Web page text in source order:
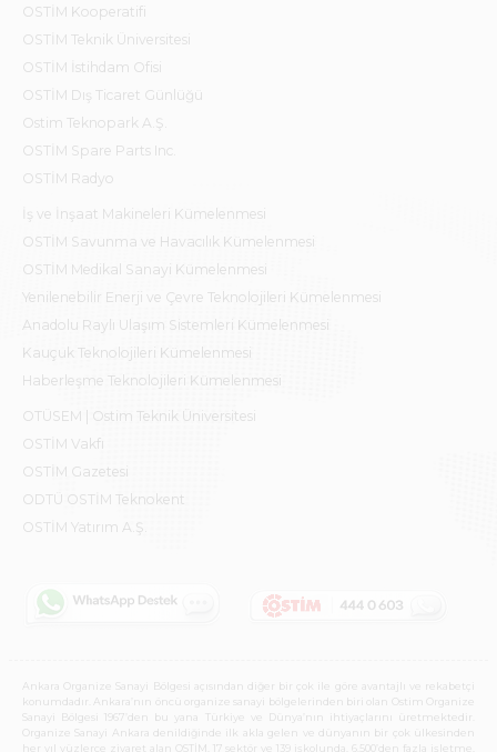
OSTİM Kooperatifi
OSTİM Teknik Üniversitesi
OSTİM İstihdam Ofisi
OSTİM Dış Ticaret Günlüğü
Ostim Teknopark A.Ş.
OSTİM Spare Parts Inc.
OSTİM Radyo
İş ve İnşaat Makineleri Kümelenmesi
OSTİM Savunma ve Havacılık Kümelenmesi
OSTİM Medikal Sanayi Kümelenmesi
Yenilenebilir Enerji ve Çevre Teknolojileri Kümelenmesi
Anadolu Raylı Ulaşım Sistemleri Kümelenmesi
Kauçuk Teknolojileri Kümelenmesi
Haberleşme Teknolojileri Kümelenmesi
OTÜSEM | Ostim Teknik Üniversitesi
OSTİM Vakfı
OSTİM Gazetesi
ODTÜ OSTİM Teknokent
OSTİM Yatırım A.Ş.
Ankara Organize Sanayi Bölgesi açısından diğer bir çok ile göre avantajlı ve rekabetçi
konumdadır. Ankara’nın öncü organize sanayi bölgelerinden biri olan Ostim Organize
Sanayi Bölgesi 1967’den bu yana Türkiye ve Dünya’nın ihtiyaçlarını üretmektedir.
Organize Sanayi Ankara denildiğinde ilk akla gelen ve dünyanın bir çok ülkesinden
her yıl yüzlerce ziyaret alan OSTİM, 17 sektör ve 139 işkolunda, 6.500’den fazla işletme,